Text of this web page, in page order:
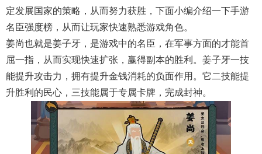
定发展国家的策略，从而努力获胜，下面小编介绍一下手游
名臣强度榜，从而让玩家快速熟悉游戏角色。
姜尚也就是姜子牙，是游戏中的名臣，在军事方面的才能首
屈一指，从而实现快速扩张，赢得副本的胜利。姜子牙一技
能提升攻击力，拥有提升金钱消耗的负面作用。它二技能提
升胜利的民心，三技能属于专属卡牌，完成封神。